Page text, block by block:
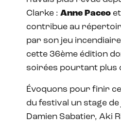
Clarke : Anne Paceo et
contribue au
par son jeu
cette 36ème édition
soirées pourtant plus
Évoquons pour finir ce
du festival un stage
Damien Sabatier, Aki